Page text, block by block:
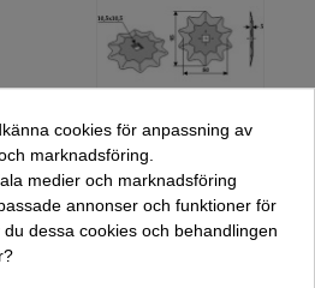
Foderblandare
cookies för anpassning av
marknadsföring.
medier och marknadsföring
annonser och funktioner för
dessa cookies och behandlingen